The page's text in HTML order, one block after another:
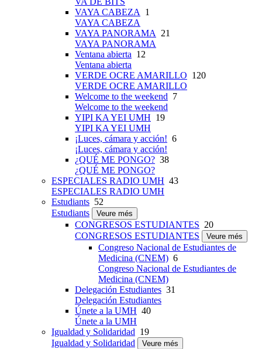
VAYA CABEZA
1
VAYA CABEZA
VAYA PANORAMA
21
VAYA PANORAMA
Ventana abierta 12
Ventana abierta
VERDE OCRE AMARILLO 120
VERDE OCRE AMARILLO
Welcome to the weekend 7
Welcome to the weekend
YIPI KA YEI UMH 19
YIPI KA YEI UMH
¡Luces, cámara y acción! 6
¡Luces, cámara y acción!
¿QUÉ ME PONGO? 38
¿QUÉ ME PONGO?
ESPECIALES RADIO UMH 43
ESPECIALES RADIO UMH
Estudiants 52
Estudiants
Veure més
CONGRESOS ESTUDIANTES 20
CONGRESOS ESTUDIANTES
Veure més
Congreso Nacional de Estudiantes de
Medicina (CNEM) 6
Congreso Nacional de Estudiantes de
Medicina (CNEM)
Delegación Estudiantes 31
Delegación Estudiantes
Únete a la UMH 40
Únete a la UMH
Igualdad y Solidaridad 19
Igualdad y Solidaridad
Veure més